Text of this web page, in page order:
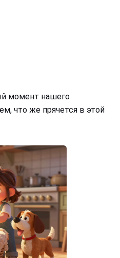
момент нашего
что же прячется в этой